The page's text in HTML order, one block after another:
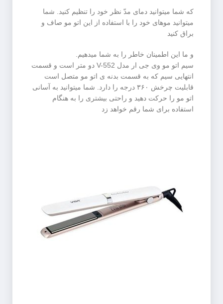
که شما میتوانید دمای مدّ نظر خود را تنظیم کنید. شما
میتوانید موهای خود را با استفاده از این اتو مو صاف و
براق کنید
و ما این اطمینان خاطر را به شما میدهیم.
سیم اتو مو وی جی ار مدل V-552 دو متر است و قسمت
انتهایی سیم که به قسمت بدنه ی اتو مو متصل است
قابلیت چرخش ۳۶۰ درجه را دارد. شما میتوانید به آسانی
اتو مو را حرکت دهید و راحتی بیشتری را به هنگام
استفاده برای شما رقم خواهد زد